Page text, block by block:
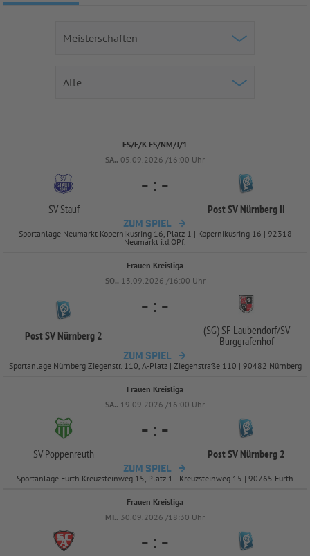
FS/F/K-FS/NM/J/1
SA.. 05.09.2026 /16:00 Uhr
SV Stauf
- : -
Post SV Nürnberg II
ZUM SPIEL
Sportanlage Neumarkt Kopernikusring 16, Platz 1 | Kopernikusring 16 | 92318
Neumarkt i.d.OPf.
Frauen Kreisliga
SO.. 13.09.2026 /16:00 Uhr
Post SV Nürnberg 2
- : -
(SG) SF Laubendorf/SV
Burggrafenhof
ZUM SPIEL
Sportanlage Nürnberg Ziegenstr. 110, A-Platz | Ziegenstraße 110 | 90482 Nürnberg
Frauen Kreisliga
SA.. 19.09.2026 /16:00 Uhr
SV Poppenreuth
- : -
Post SV Nürnberg 2
ZUM SPIEL
Sportanlage Fürth Kreuzsteinweg 15, Platz 1 | Kreuzsteinweg 15 | 90765 Fürth
Frauen Kreisliga
MI.. 30.09.2026 /18:30 Uhr
- : -